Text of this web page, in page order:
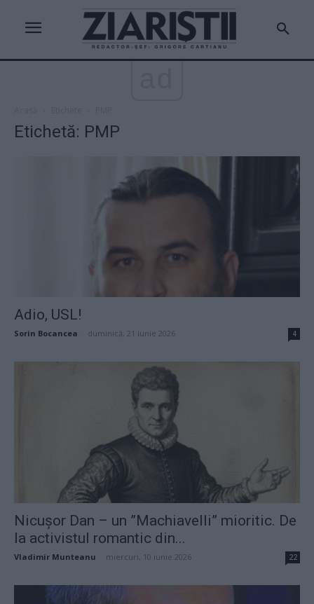
Etichetă: PMP
Adio, USL!
Sorin Bocancea duminică, 21 iunie 2026 4
Nicușor Dan – un ”Machiavelli” mioritic. De
la activistul romantic din...
Vladimir Munteanu miercuri, 10 iunie 2026 22